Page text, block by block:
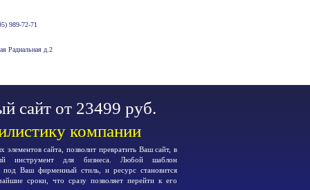
989-72-71
Радиальная д.2
сайт от 23499 руб.
компании
элементов сайта, позволит превратить Ваш сайт, в
инструмент для бизнеса. Любой шаблон
под Ваш фирменный стиль, и ресурс становится
сроки, что сразу позволяет перейти к его